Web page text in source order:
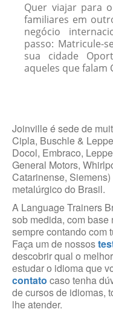
Quer viajar para
familiares em
negócio
passo: Matricule-
sua cidade
aqueles que falam
Joinville é sede de
Cipla, Buschle &
Docol, Embraco,
General Motors,
Catarinense,
metalúrgico do Brasil.
A Language Trainers
sob medida, com
sempre contando com
Faça um de nossos
descobrir qual o
estudar o idioma que
contato caso tenha
de cursos de idiomas,
lhe atender.